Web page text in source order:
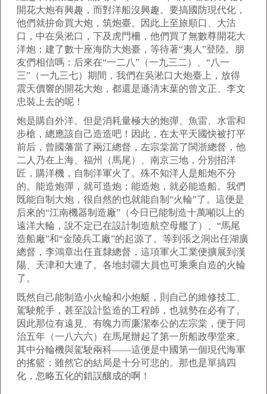
開花大炮有興趣，而對洋船沒興趣。要搞國防現代化，
他們就拚命買大炮，筑炮臺。因此上至旅順口、大沽
口，中在吳淞口，下及虎門柵，他們買了無數尊開花大
洋炮；建了數十座海防大炮臺，等待著“夷人”登陸。朋
友們相信嗎：后來在“一二八”（一九三二）、“八一
三”（一九三七）期間，我們在吳淞口大炮臺上，放得
震天價響的開花大炮，都還是遜清末葉的曾文正、李文
忠裝上去的呢！
炮是購自外洋。但是消耗量極大的炮彈、魚雷、水雷和
步槍，總應該自己造造吧！因此，在太平天國快被打平
前后，曾國藩當了兩江總督，左宗棠當了閩浙總督，他
二人乃在上海、福州（馬尾）、南京三地，分別招洋
匠，購洋機，自制洋軍火了。殊不知洋人是船炮不分
的。能造炮彈，就可造炮；能造炮，就必能造船。我們
既能自制大炮，很自然的也就能自制“火輪”了。這便是
后來的“江南機器制造廠”（今日已能制造十萬噸以上的
遠洋大輪，說不定已在設計制造航空母艦了）、“馬尾
造船廠”和“金陵兵工廠”的起源了。等到張之洞出任湖廣
總督，李鴻章出任直隸總督，這項軍火工業便擴展到漢
陽、天津和大連了。各地封疆大員也可乘乘自造的火輪
了。
既然自己能制造小火輪和小炮艇，則自己的維修技工、
駕駛舵手，甚至設計監造的工程師，也就勢在必有了。
因此那位有遠見、有魄力而廉潔奉公的左宗棠，便于同
治五年（一八六六）在馬尾辦起了第一所船政學堂來。
其中分輪機與駕駛兩科——這便是中國第一個現代海軍
的搖籃；雖然它的結局是十分可悲的。那也是單搞四
化，忽略五化的錯誤釀成的啊！